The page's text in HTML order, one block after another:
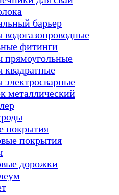
барьер
водогазопроводные
фитинги
прямоугольные
квадратные
электросварные
металлический
покрытия
покрытия
дорожки